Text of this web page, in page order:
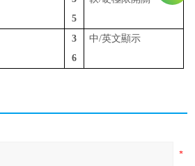
5
3
6
中/英文顯示